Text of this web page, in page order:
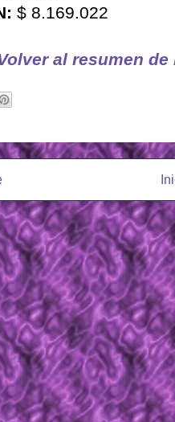
$ 8.169.022
al resumen